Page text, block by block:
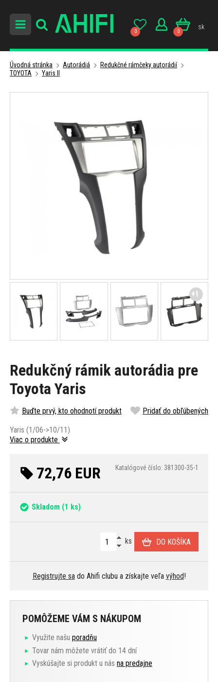
0 0
sk
Úvodná stránka Autorádiá
Redukčné rámčeky autorádií
TOYOTA
Yaris II
Redukčný rámik autorádia pre
Toyota Yaris
Buďte prvý, kto ohodnotí produkt Pridať do obľúbených
Yaris (1/06->10/11)
Viac o produkte
72,76 EUR Katalógové číslo: 381300-35-1
Skladom (1 ks)
ks DO KOŠÍKA
Registrujte sado Ahifi clubu a získajte veľa výhod!
POMÔŽEME VÁM S NÁKUPOM
Využite našu poradňu
Tovar nám môžete vrátiť do 14 dní
Vyskúšajte si produkt u nás na predajne
+1